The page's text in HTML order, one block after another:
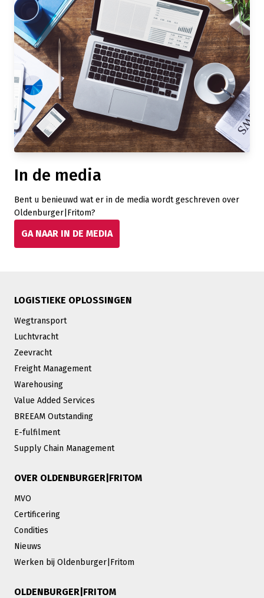
In de media
Bent u benieuwd wat er in de media wordt geschreven over
Oldenburger|Fritom?
GA NAAR IN DE MEDIA
LOGISTIEKE OPLOSSINGEN
Wegtransport
Luchtvracht
Zeevracht
Freight Management
Warehousing
Value Added Services
BREEAM Outstanding
E-fulfilment
Supply Chain Management
OVER OLDENBURGER|FRITOM
MVO
Certificering
Condities
Nieuws
Werken bij Oldenburger|Fritom
OLDENBURGER|FRITOM